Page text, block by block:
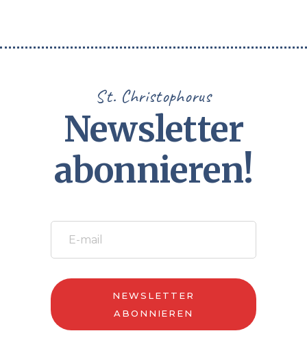
St. Christophorus
Newsletter
abonnieren!
NEWSLETTER
ABONNIEREN